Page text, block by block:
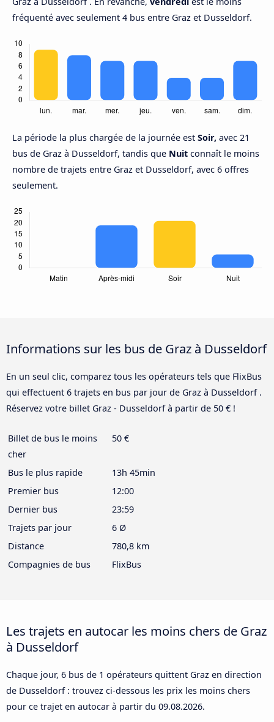
fréquenté avec seulement 4 bus entre Graz et Dusseldorf.
La période la plus chargée de la journée est Soir, avec 21
bus de Graz à Dusseldorf, tandis que Nuit connaît le moins
nombre de trajets entre Graz et Dusseldorf, avec 6 offres
seulement.
Informations sur les bus de Graz à Dusseldorf
En un seul clic, comparez tous les opérateurs tels que FlixBus
qui effectuent 6 trajets en bus par jour de Graz à Dusseldorf .
Réservez votre billet Graz - Dusseldorf à partir de 50 € !
Billet de bus le moins
cher
50 €
Bus le plus rapide
13h 45min
Premier bus
12:00
Dernier bus
23:59
Trajets par jour
6 Ø
Distance
780,8 km
Compagnies de bus
FlixBus
Les trajets en autocar les moins chers de Graz
à Dusseldorf
Chaque jour, 6 bus de 1 opérateurs quittent Graz en direction
de Dusseldorf : trouvez ci-dessous les prix les moins chers
pour ce trajet en autocar à partir du 09.08.2026.